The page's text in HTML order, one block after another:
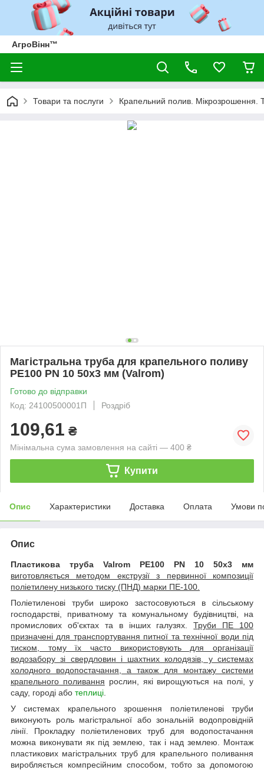
АгроВінн™
Товари та послуги Крапельний полив. Мікрозрошення.
Магістральна труба для крапельного поливу
PE100 PN 10 50х3 мм (Valrom)
Готово до відправки
Код: 24100500001П
Роздріб
109,61 ₴
Мінімальна сума замовлення на сайті — 400 ₴
Купити
Опис Характеристики Доставка Оплата Умови
Опис
Пластикова труба Valrom PE100 PN 10 50х3 мм
виготовляється методом екструзії з первинної композиції
поліетилену низького тиску (ПНД) марки ПЕ-100.
Поліетиленові труби широко застосовуються в сільському
господарстві, приватному та комунальному будівництві, на
промислових об'єктах та в інших галузях.Труби ПЕ 100
призначені для транспортування питної та технічної води під
тиском, тому їх часто використовують для організації
водозабору зі свердловин і шахтних колодязів, у системах
холодного водопостачання, а також для монтажу системи
крапельного поливання рослин, які вирощуються на полі, у
саду, городі або теплиці
У системах крапельного зрошення поліетиленові труби
виконують роль магістральної або зональній водопровідній
лінії. Прокладку поліетиленових труб для водопостачання
можна виконувати як під землею, так і над землею. Монтаж
пластикових магістральних труб для крапельного поливання
виробляється компресійним способом, тобто за допомогою